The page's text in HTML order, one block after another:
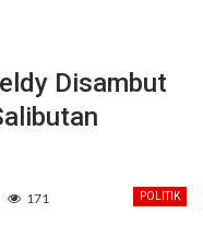
Disambut
POLITIK
171